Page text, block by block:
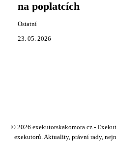
na poplatcích
Ostatní
23. 05. 2026
© 2026 exekutorskakomora.cz -
exekutorů. Aktuality, právní rady,